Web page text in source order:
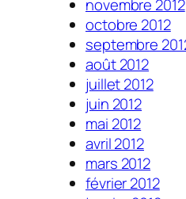
novembre 2012
octobre 2012
septembre
août 2012
juillet 2012
juin 2012
mai 2012
avril 2012
mars 2012
février 2012